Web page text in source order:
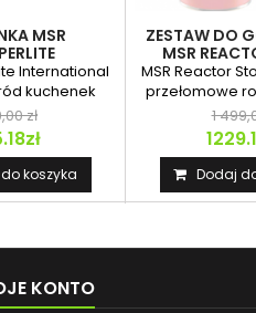
MSR
International
kuchenek
która od...
zł
koszyka
ZESTAW DO
MSR
MSR Reactor
przełomowe
dziedzinie
1
Dodaj
KONTO